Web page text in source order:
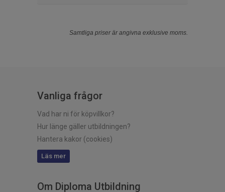
Samtliga priser är angivna exklusive moms.
Vanliga frågor
Vad har ni för köpvillkor?
Hur länge gäller utbildningen?
Hantera kakor (cookies)
Läs mer
Om Diploma Utbildning